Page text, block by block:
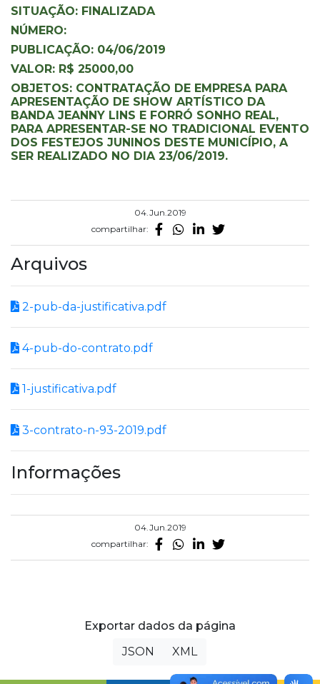
SITUAÇÃO: FINALIZADA
NÚMERO:
PUBLICAÇÃO: 04/06/2019
VALOR: R$ 25000,00
OBJETOS: CONTRATAÇÃO DE EMPRESA PARA
APRESENTAÇÃO DE SHOW ARTÍSTICO DA
BANDA JEANNY LINS E FORRÓ SONHO REAL,
PARA APRESENTAR-SE NO TRADICIONAL EVENTO
DOS FESTEJOS JUNINOS DESTE MUNICÍPIO, A
SER REALIZADO NO DIA 23/06/2019.
04.Jun.2019
compartilhar:
Arquivos
2-pub-da-justificativa.pdf
4-pub-do-contrato.pdf
1-justificativa.pdf
3-contrato-n-93-2019.pdf
Informações
04.Jun.2019
compartilhar:
Exportar dados da página
JSON
XML